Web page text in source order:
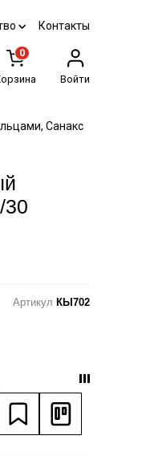
Контакты
0
Войти
Санакс
30
Артикул КЫ702